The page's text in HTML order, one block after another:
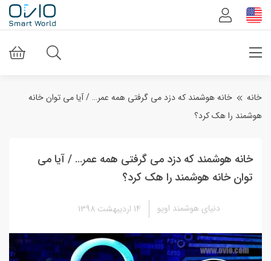
خانه
خانه هوشمند که دزد می گرفتی همه عمر… / آیا می توان خانه
هوشمند را هک کرد؟
خانه هوشمند که دزد می گرفتی همه عمر… / آیا می
توان خانه هوشمند را هک کرد؟
دنیای هوشمند اویو